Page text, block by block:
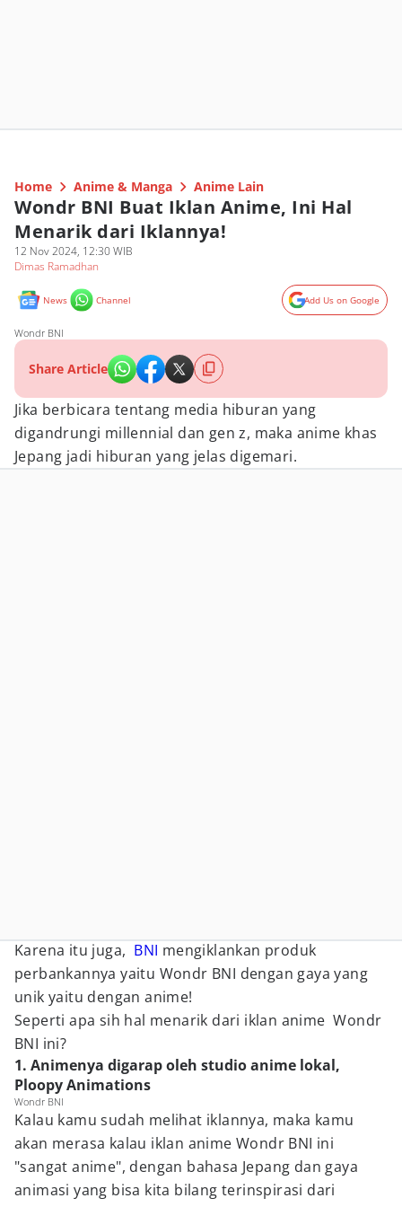
Home Anime & Manga Anime Lain
Wondr BNI Buat Iklan Anime, Ini Hal
Menarik dari Iklannya!
12 Nov 2024, 12:30 WIB
Dimas Ramadhan
News Channel Add Us on Google
Wondr BNI
Share Article
Jika berbicara tentang media hiburan yang
digandrungi millennial dan gen z, maka anime khas
Jepang jadi hiburan yang jelas digemari.
Karena itu juga, BNI mengiklankan produk
perbankannya yaitu Wondr BNI dengan gaya yang
unik yaitu dengan anime!
Seperti apa sih hal menarik dari iklan anime Wondr
BNI ini?
1. Animenya digarap oleh studio anime lokal,
Ploopy Animations
Wondr BNI
Kalau kamu sudah melihat iklannya, maka kamu
akan merasa kalau iklan anime Wondr BNI ini
"sangat anime", dengan bahasa Jepang dan gaya
animasi yang bisa kita bilang terinspirasi dari